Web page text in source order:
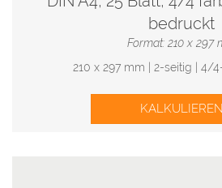
bedruckt
Format: 210 x 297
210 x 297 mm | 2-seitig | 4/
KALKULIEREN